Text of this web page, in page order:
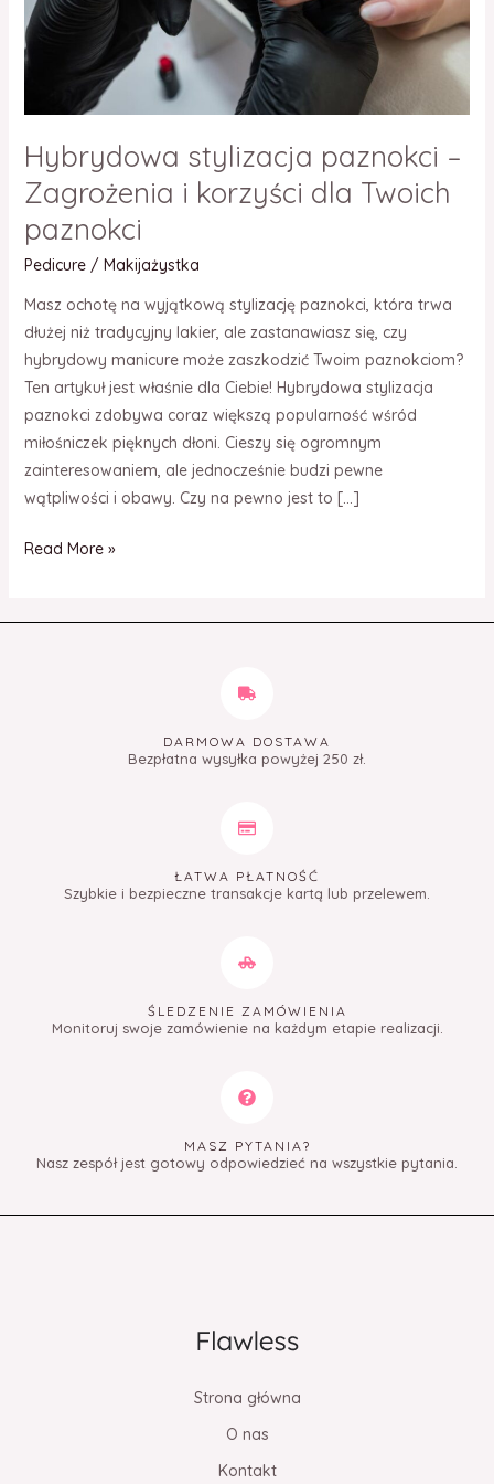
Hybrydowa stylizacja paznokci –
Zagrożenia i korzyści dla Twoich
paznokci
Pedicure/ Makijażystka
Masz ochotę na wyjątkową stylizację paznokci, która trwa
dłużej niż tradycyjny lakier, ale zastanawiasz się, czy
hybrydowy manicure może zaszkodzić Twoim paznokciom?
Ten artykuł jest właśnie dla Ciebie! Hybrydowa stylizacja
paznokci zdobywa coraz większą popularność wśród
miłośniczek pięknych dłoni. Cieszy się ogromnym
zainteresowaniem, ale jednocześnie budzi pewne
wątpliwości i obawy. Czy na pewno jest to […]
dla
Twoich
paznokci
Read More »
DARMOWA DOSTAWA
Bezpłatna wysyłka powyżej 250 zł.
ŁATWA PŁATNOŚĆ
Szybkie i bezpieczne transakcje kartą lub przelewem.
ŚLEDZENIE ZAMÓWIENIA
Monitoruj swoje zamówienie na każdym etapie realizacji.
MASZ PYTANIA?
Nasz zespół jest gotowy odpowiedzieć na wszystkie pytania.
Strona główna
O nas
Kontakt